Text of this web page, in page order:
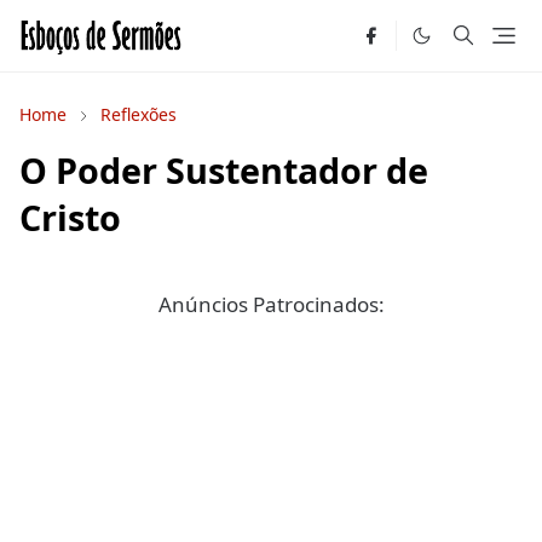
Home Reflexões
O Poder Sustentador de
Cristo
Anúncios Patrocinados: